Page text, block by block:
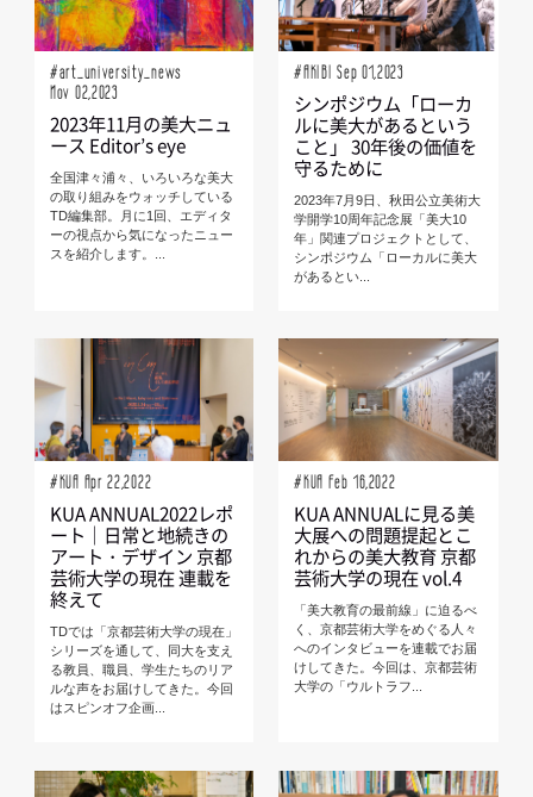
#art_university_news
Nov 02,2023
2023年11月の美大ニュ
ース Editor’s eye
全国津々浦々、いろいろな美大
の取り組みをウォッチしている
TD編集部。月に1回、エディタ
ーの視点から気になったニュー
スを紹介します。...
#AKIBI Sep 01,2023
シンポジウム「ローカ
ルに美大があるという
こと」 30年後の価値を
守るために
2023年7月9日、秋田公立美術大
学開学10周年記念展「美大10
年」関連プロジェクトとして、
シンポジウム「ローカルに美大
があるとい...
#KUA Apr 22,2022
KUA ANNUAL2022レポ
ート｜日常と地続きの
アート・デザイン 京都
芸術大学の現在 連載を
終えて
TDでは「京都芸術大学の現在」
シリーズを通して、同大を支え
る教員、職員、学生たちのリア
ルな声をお届けしてきた。今回
はスピンオフ企画...
#KUA Feb 16,2022
KUA ANNUALに見る美
大展への問題提起とこ
れからの美大教育 京都
芸術大学の現在 vol.4
「美大教育の最前線」に迫るべ
く、京都芸術大学をめぐる人々
へのインタビューを連載でお届
けしてきた。今回は、京都芸術
大学の「ウルトラフ...